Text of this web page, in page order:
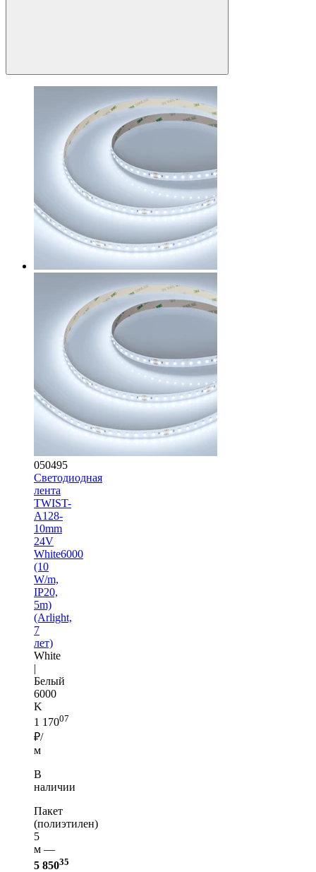
050495
Светодиодная
лента
TWIST-
A128-
10mm
24V
White6000
(10
W/m,
IP20,
5m)
(Arlight,
7
лет)
White
|
Белый
6000
K
1 17007
₽/
м
В
наличии
Пакет
(полиэтилен)
5
м —
5 85035